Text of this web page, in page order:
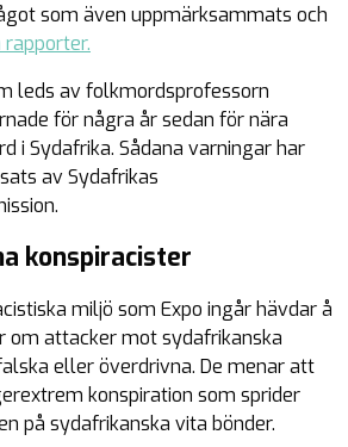
som även uppmärksammats och
leds av folkmordsprofessorn
för några år sedan för nära
i Sydafrika. Sådana varningar har
av Sydafrikas
konspiracister
miljö som Expo ingår hävdar å
om attacker mot sydafrikanska
eller överdrivna. De menar att
konspiration som sprider
på sydafrikanska vita bönder.